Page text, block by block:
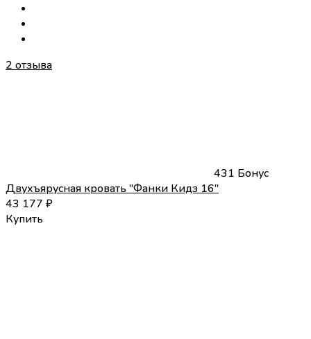
2 отзыва
431 Бонус
Двухъярусная кровать "Фанки Кидз 16"
43 177 ₽
Купить